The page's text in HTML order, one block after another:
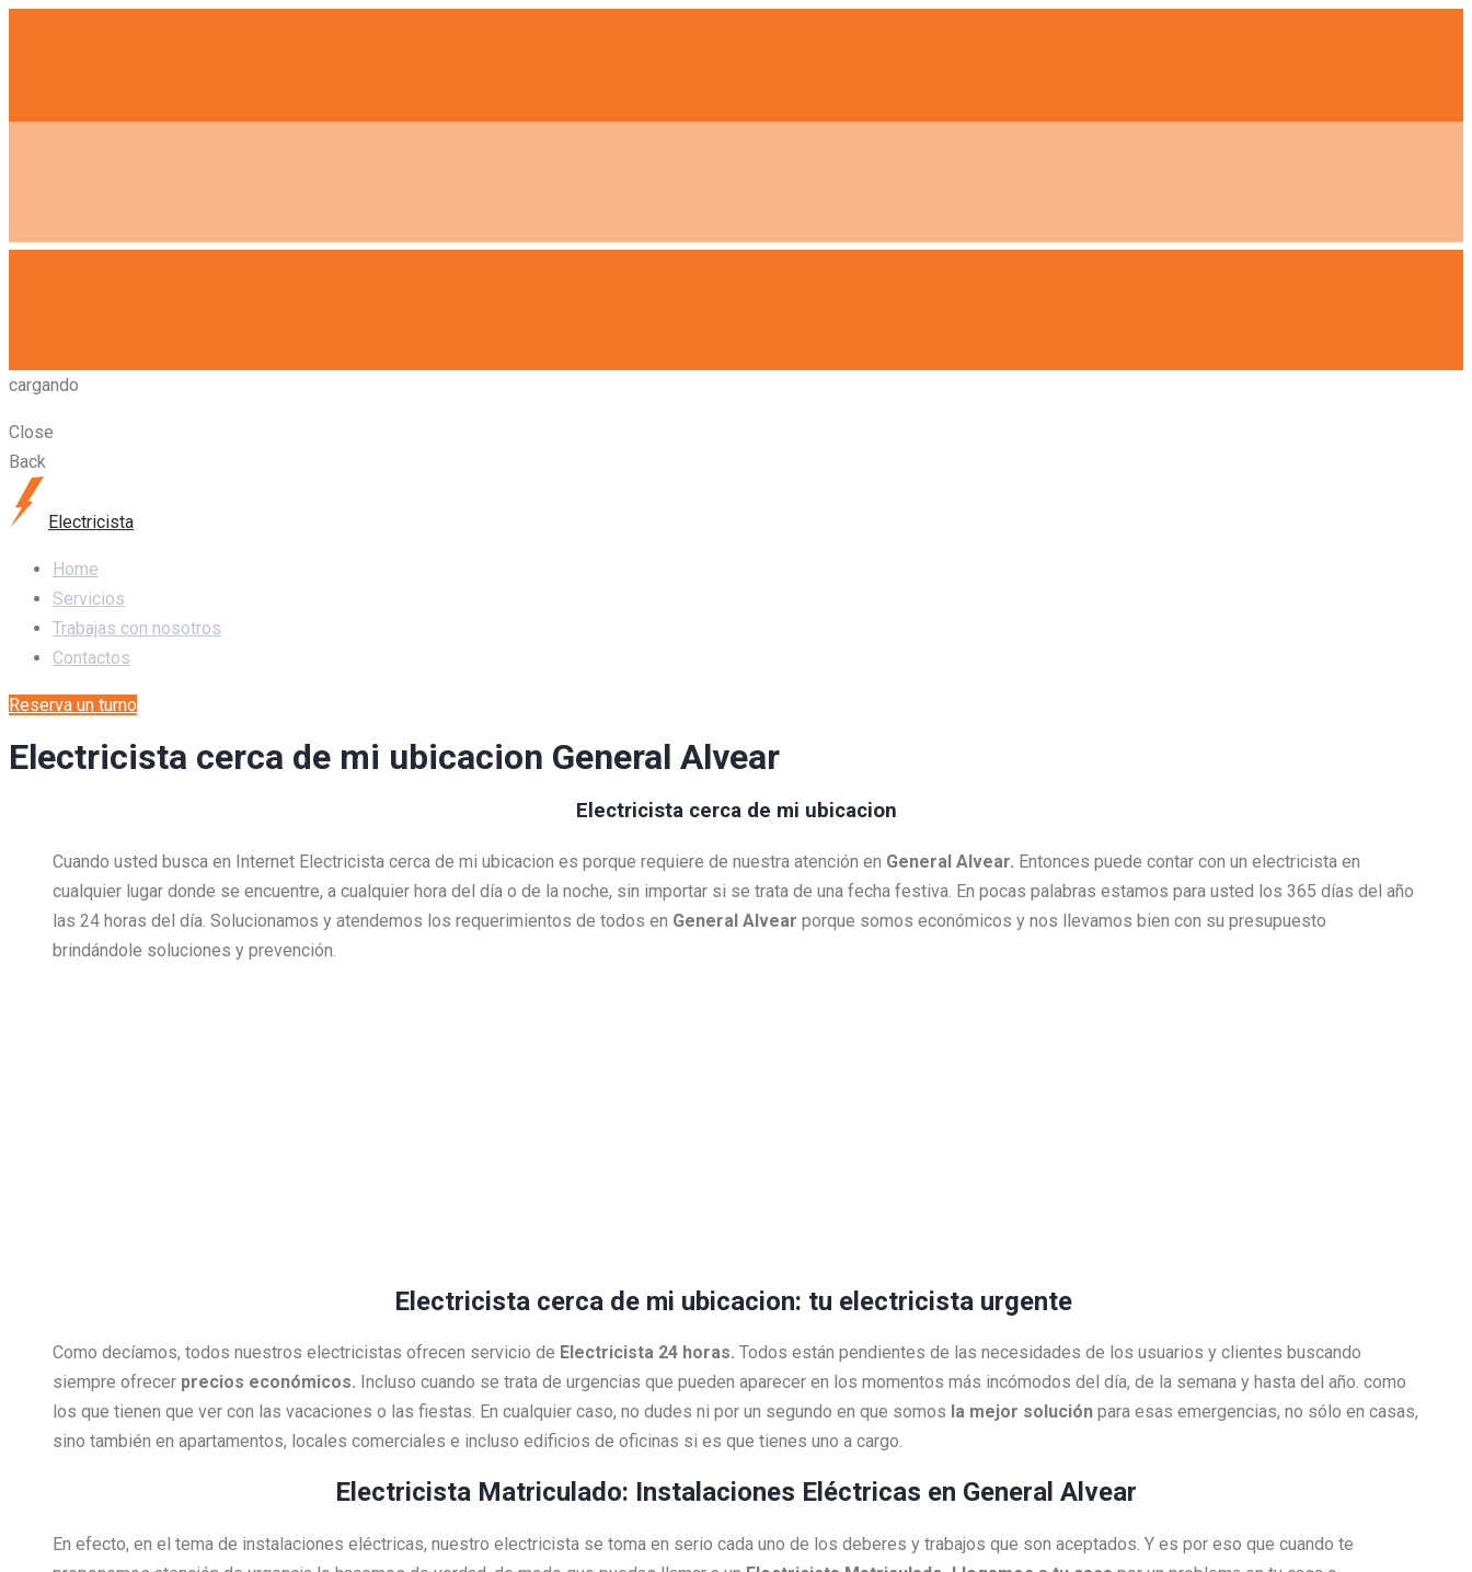
cargando
Close
Back
Electricista
Home
Servicios
Trabajas con nosotros
Contactos
Reserva un turno
Electricista cerca de mi ubicacion General Alvear
Electricista cerca de mi ubicacion
Cuando usted busca en Internet Electricista cerca de mi ubicacion es porque requiere de nuestra atención en General Alvear. Entonces puede contar con un electricista en
cualquier lugar donde se encuentre, a cualquier hora del día o de la noche, sin importar si se trata de una fecha festiva. En pocas palabras estamos para usted los 365 días del año
las 24 horas del día. Solucionamos y atendemos los requerimientos de todos en General Alvear porque somos económicos y nos llevamos bien con su presupuesto
brindándole soluciones y prevención.
Electricista cerca de mi ubicacion: tu electricista urgente
Como decíamos, todos nuestros electricistas ofrecen servicio de Electricista 24 horas. Todos están pendientes de las necesidades de los usuarios y clientes buscando
siempre ofrecer precios económicos. Incluso cuando se trata de urgencias que pueden aparecer en los momentos más incómodos del día, de la semana y hasta del año. como
los que tienen que ver con las vacaciones o las fiestas. En cualquier caso, no dudes ni por un segundo en que somos la mejor solución para esas emergencias, no sólo en casas,
sino también en apartamentos, locales comerciales e incluso edificios de oficinas si es que tienes uno a cargo.
Electricista Matriculado: Instalaciones Eléctricas en General Alvear
En efecto, en el tema de instalaciones eléctricas, nuestro electricista se toma en serio cada uno de los deberes y trabajos que son aceptados. Y es por eso que cuando te